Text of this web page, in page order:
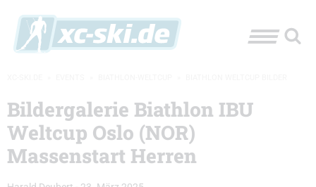
Bildergalerie Biathlon IBU
Weltcup Oslo (NOR)
Massenstart Herren